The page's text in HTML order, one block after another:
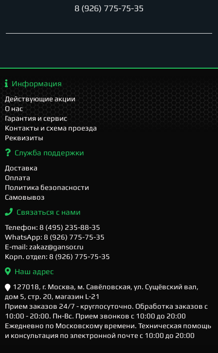
8 (926) 775-75-35
Информация
Действующие акции
О нас
Гарантия и сервис
Контакты и схема проезда
Реквизиты
Служба поддержки
Доставка
Оплата
Политика безопасности
Самовывоз
Связаться с нами
Телефон: 8 (495) 235-88-35
WhatsApp: 8 (926) 775-75-35
E-mail: zakaz@gansor.ru
Корп. отдел: 8 (926) 775-75-35
Наш адрес
127018, г. Москва, м. Савёловская, ул. Сущёвский вал,
дом 5, стр. 20, магазин L-21
Прием заказов 24/7 - круглосуточно. Обработка заказов с
10:00 - 20:00. Пн-Вс. Прием звонков с 10:00 до 20:00
Ежедневно по Московскому времени. Техническая помощь
и консультация по электронной почте с 10:00 до 20:00